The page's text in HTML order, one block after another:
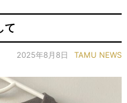
て
2025年8月8日 TAMU NEWS